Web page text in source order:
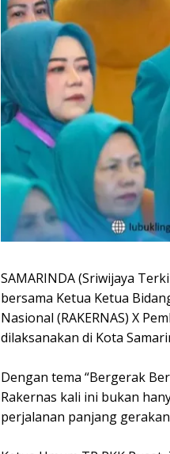
SAMARINDA (Sriwijaya
bersama Ketua Ketua
Nasional (RAKERNAS) X
dilaksanakan di Kota
‎Dengan tema “Bergerak
Rakernas kali ini bukan
perjalanan panjang